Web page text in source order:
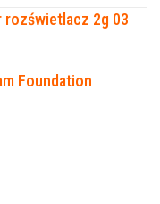
rozświetlacz 2g 03
Foundation